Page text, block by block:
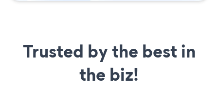
Trusted by the best in
the biz!